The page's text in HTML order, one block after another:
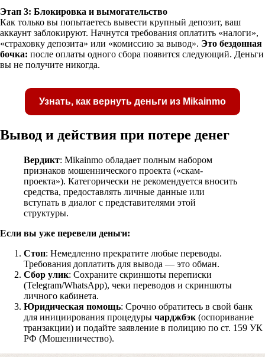
Этап 3: Блокировка и вымогательство
Как только вы попытаетесь вывести крупный депозит, ваш
аккаунт заблокируют. Начнутся требования оплатить «налоги»,
«страховку депозита» или «комиссию за вывод». Это бездонная
бочка: после оплаты одного сбора появится следующий. Деньги
вы не получите никогда.
Узнать, как вернуть деньги из Mikainmo
Получите бесплатную консультацию по
средств
Вывод и действия при потере денег
Вердикт: Mikainmo обладает полным набором
признаков мошеннического проекта («скам-
проекта»). Категорически не рекомендуется вносить
средства, предоставлять личные данные или
вступать в диалог с представителями этой
структуры.
Если вы уже перевели деньги:
Стоп: Немедленно прекратите любые переводы.
Требования доплатить для вывода — это обман.
Сбор улик: Сохраните скриншоты переписки
(Telegram/WhatsApp), чеки переводов и скриншоты
личного кабинета.
Юридическая помощь: Срочно обратитесь в свой банк
для инициирования процедуры чарджбэк (оспоривание
транзакции) и подайте заявление в полицию по ст. 159 УК
РФ (Мошенничество).